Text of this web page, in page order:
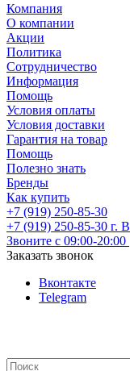
Компания
О компании
Акции
Политика
Сотрудничество
Информация
Помощь
Условия оплаты
Условия доставки
Гарантия на товар
Помощь
Полезно знать
Бренды
Как купить
+7 (919) 250-85-30
+7 (919) 250-85-30 г.
Звоните с 09:00-20:00
Заказать звонок
Вконтакте
Telegram